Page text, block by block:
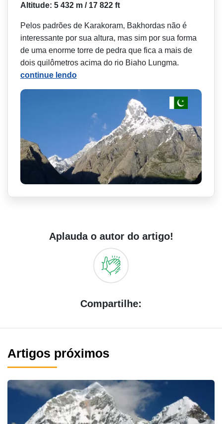
Altitude: 5 432 m / 17 822 ft
Pelos padrões de Karakoram, Bakhordas não é
interessante por sua altura, mas sim por sua forma
de uma enorme torre de pedra que fica a mais de
dois quilômetros acima do rio Biaho Lungma.
continue lendo
Aplauda o autor do artigo!
Compartilhe:
Artigos próximos